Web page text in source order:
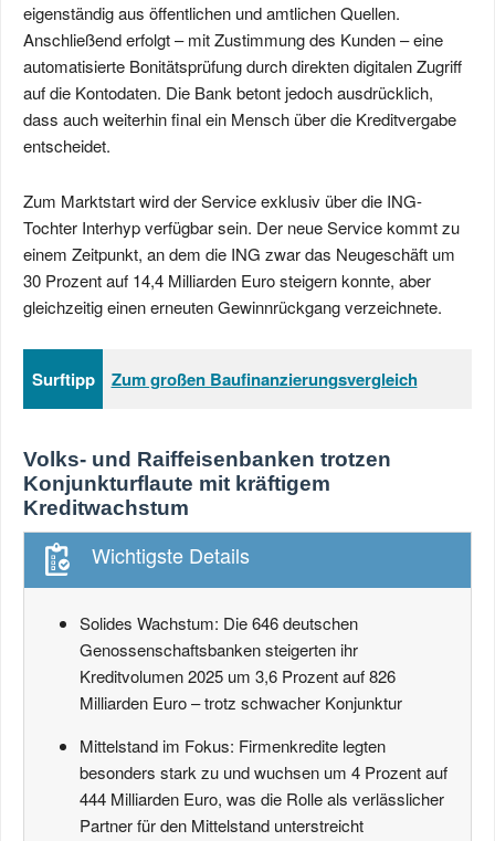
eigenständig aus öffentlichen und amtlichen Quellen.
Anschließend erfolgt – mit Zustimmung des Kunden – eine
automatisierte Bonitätsprüfung durch direkten digitalen Zugriff
auf die Kontodaten. Die Bank betont jedoch ausdrücklich,
dass auch weiterhin final ein Mensch über die Kreditvergabe
entscheidet.
Zum Marktstart wird der Service exklusiv über die ING-
Tochter Interhyp verfügbar sein. Der neue Service kommt zu
einem Zeitpunkt, an dem die ING zwar das Neugeschäft um
30 Prozent auf 14,4 Milliarden Euro steigern konnte, aber
gleichzeitig einen erneuten Gewinnrückgang verzeichnete.
Surftipp Zum großen Baufinanzierungsvergleich
Volks- und Raiffeisenbanken trotzen
Konjunkturflaute mit kräftigem
Kreditwachstum
Wichtigste Details
Solides Wachstum: Die 646 deutschen
Genossenschaftsbanken steigerten ihr
Kreditvolumen 2025 um 3,6 Prozent auf 826
Milliarden Euro – trotz schwacher Konjunktur
Mittelstand im Fokus: Firmenkredite legten
besonders stark zu und wuchsen um 4 Prozent auf
444 Milliarden Euro, was die Rolle als verlässlicher
Partner für den Mittelstand unterstreicht